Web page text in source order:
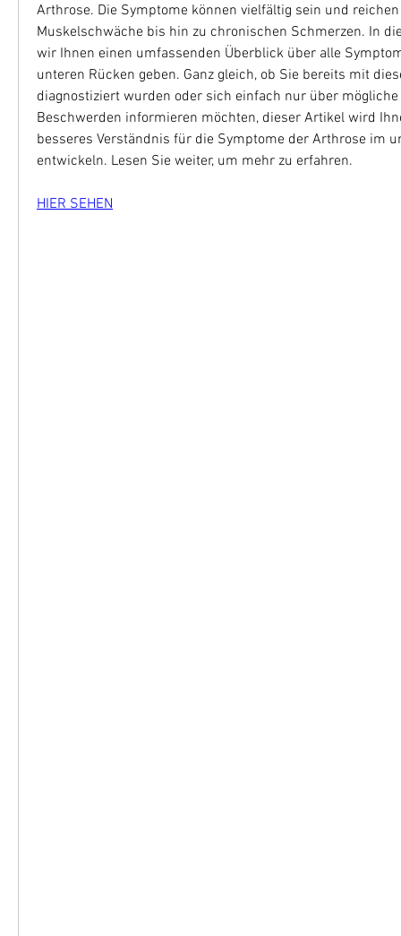
Arthrose. Die Symptome können vielfältig sein und
Muskelschwäche bis hin zu chronischen Schmerzen. In
wir Ihnen einen umfassenden Überblick über alle
unteren Rücken geben. Ganz gleich, ob Sie bereits mit
diagnostiziert wurden oder sich einfach nur über
Beschwerden informieren möchten, dieser Artikel wird
besseres Verständnis für die Symptome der Arthrose im
entwickeln. Lesen Sie weiter, um mehr zu erfahren.
HIER SEHEN